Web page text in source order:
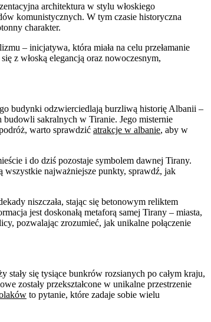
architektura w stylu włoskiego
komunistycznych. W tym czasie historyczna
charakter.
– inicjatywa, która miała na celu przełamanie
z włoską elegancją oraz nowoczesnym,
budynki odzwierciedlają burzliwą historię Albanii –
budowli sakralnych w Tiranie. Jego misternie
warto sprawdzić atrakcje w albanie, aby w
i do dziś pozostaje symbolem dawnej Tirany.
wszystkie najważniejsze punkty, sprawdź, jak
niszczała, stając się betonowym reliktem
jest doskonałą metaforą samej Tirany – miasta,
pozwalając zrozumieć, jak unikalne połączenie
się tysiące bunkrów rozsianych po całym kraju,
zostały przekształcone w unikalne przestrzenie
to pytanie, które zadaje sobie wielu